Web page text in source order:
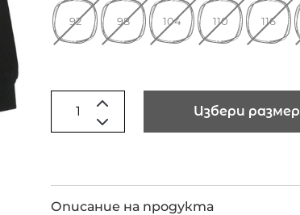
92 98 104 110 116
Избери размер
Описание на продукта